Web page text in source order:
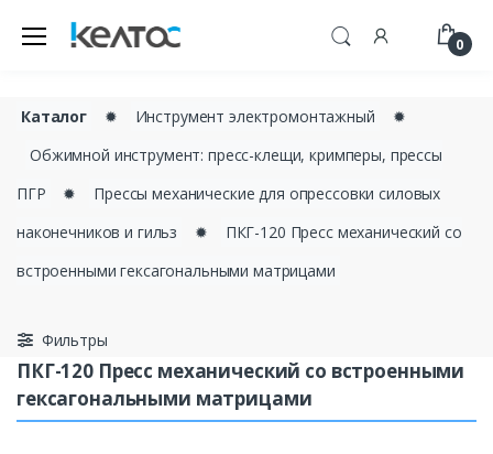
0
Каталог ✹ Инструмент электромонтажный
✹
Обжимной инструмент: пресс-клещи, кримперы, прессы
ПГР
✹
Прессы механические для опрессовки силовых
наконечников и гильз
✹
ПКГ-120 Пресс механический со
встроенными гексагональными матрицами
Фильтры
ПКГ-120 Пресс механический со встроенными
гексагональными матрицами